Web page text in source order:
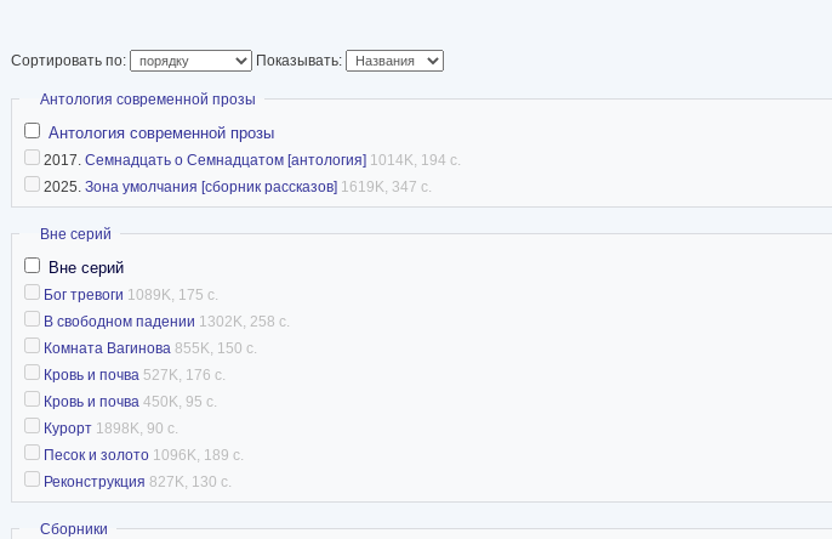
Сортировать по: Показывать:
Скрыть
Антология современной прозы
Антология современной прозы
2017. Семнадцать о Семнадцатом [антология] 1014K, 194 с.
2025. Зона умолчания [сборник рассказов] 1619K, 347 с.
Скрыть
Вне серий
Вне серий
Бог тревоги 1089K, 175 с.
В свободном падении 1302K, 258 с.
Комната Вагинова 855K, 150 с.
Кровь и почва 527K, 176 с.
Кровь и почва 450K, 95 с.
Курорт 1898K, 90 с.
Песок и золото 1096K, 189 с.
Реконструкция 827K, 130 с.
Скрыть
Сборники